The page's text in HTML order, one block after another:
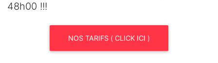
48h00 !!!
NOS TARIFS ( CLICK ICI )